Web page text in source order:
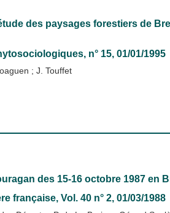
des paysages forestiers de
, n° 15, 01/01/1995
; J. Touffet
des 15-16 octobre 1987 en
française, Vol. 40 n° 2, 01/03/1988